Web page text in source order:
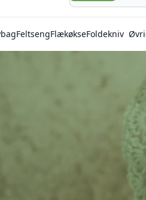
FeltsengFlækøkseFoldekniv